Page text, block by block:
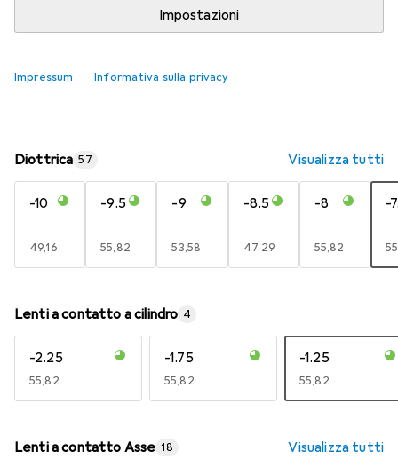
Impostazioni
Impressum Informativa sulla privacy
Diottrica 57 Visualizza tutti
-10
EUR
49,16
-9.5
EUR
55,82
-9
EUR
53,58
-8.5
EUR
47,29
-8
EUR
55,82
-
Lenti a contatto a cilindro 4
-2.25
EUR
55,82
-1.75
EUR
55,82
-1.25
EUR
55,82
Lenti a contatto Asse 18 Visualizza tutti